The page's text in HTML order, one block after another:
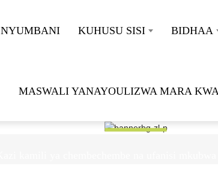
NYUMBANI KUHUSU SISI BIDHAA
MASWALI YANAYOULIZWA MARA
ZIARA YA